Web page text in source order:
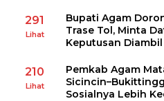
291
Lihat
Bupati Agam
Trase Tol, Minta
Keputusan Diambil
210
Lihat
Pemkab Agam
Sosialnya Lebih